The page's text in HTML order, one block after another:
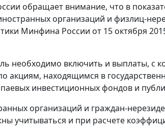
обращает внимание, что в
организаций и физлиц-
Минфина России от 15 октября
необходимо включить и выплаты, с
акциям, находящимся в
инвестиционных фондов и
организаций и граждан-
учитываться и при расчете